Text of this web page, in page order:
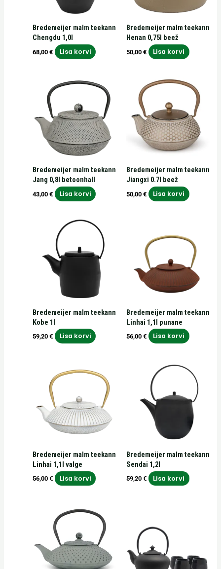
Bredemeijer malm teekann
Chengdu 1,0l
68,00€ Lisa korvi
Bredemeijer malm teekann
Henan 0,75l beež
50,00 € Lisa korvi
Bredemeijer malm teekann
Jang 0,8l betoonhall
43,00€ Lisa korvi
Bredemeijer malm teekann
Jiangxi 0.7l beež
50,00 € Lisa korvi
Bredemeijer malm teekann
Kobe 1l
59,20€ Lisa korvi
Bredemeijer malm teekann
Linhai 1,1l punane
56,00 € Lisa korvi
Bredemeijer malm teekann
Linhai 1,1l valge
56,00€ Lisa korvi
Bredemeijer malm teekann
Sendai 1,2l
59,20 € Lisa korvi